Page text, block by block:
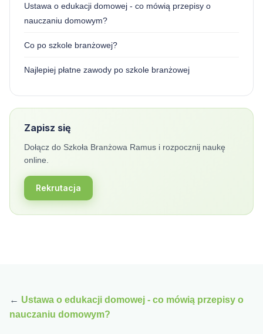
Ustawa o edukacji domowej - co mówią przepisy o
nauczaniu domowym?
Co po szkole branżowej?
Najlepiej płatne zawody po szkole branżowej
Zapisz się
Dołącz do Szkoła Branżowa Ramus i rozpocznij naukę
online.
Rekrutacja
← Ustawa o edukacji domowej - co mówią przepisy o
nauczaniu domowym?